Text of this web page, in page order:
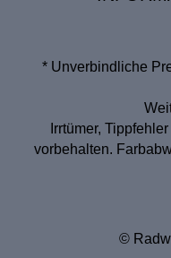
* Unverbindliche
Irrtümer,
vorbehalten.
©